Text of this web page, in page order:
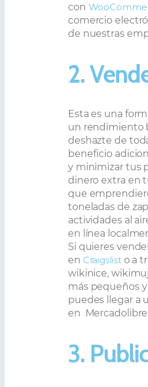
con
comercio
de nuestras
2.
Esta es una
un rendimiento
deshazte de
beneficio
y minimizar tus
dinero extra en
que
toneladas de
actividades al
en línea
Si quieres
en Craigslisto a
wikinice,
más pequeños
puedes llegar a
en
3.